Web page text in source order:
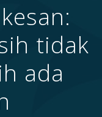
tidak
ada